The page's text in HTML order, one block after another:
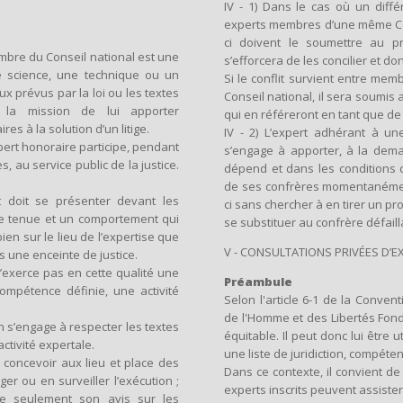
du Conseil national est une
une technique ou un
prévus par la loi ou les textes
mission de lui apporter
à la solution d’un litige.
honoraire participe, pendant
au service public de la justice.
doit se présenter devant les
tenue et un comportement qui
sur le lieu de l’expertise que
une enceinte de justice.
pas en cette qualité une
définie, une activité
s’engage à respecter les textes
expertale.
concevoir aux lieu et place des
ou en surveiller l’exécution ;
seulement son avis sur les
IV - 1) Dans le cas où un
experts membres d’une même
ci doivent le soumettre au
s’efforcera de les concilier et
Si le conflit survient entre
Conseil national, il sera soumis
qui en référeront en tant que
IV - 2) L’expert adhérant à
s’engage à apporter, à la
dépend et dans les conditions
de ses confrères
ci sans chercher à en tirer un
se substituer au confrère
V - CONSULTATIONS PRIVÉES
Préambule
Selon l'article 6-1 de la
de l'Homme et des Libertés
équitable. Il peut donc lui être
une liste de juridiction,
Dans ce contexte, il convient
experts inscrits peuvent